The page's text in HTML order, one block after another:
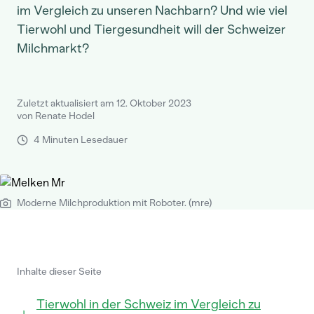
im Vergleich zu unseren Nachbarn? Und wie viel
Tierwohl und Tiergesundheit will der Schweizer
Milchmarkt?
Zuletzt aktualisiert am 12. Oktober 2023
von Renate Hodel
4 Minuten Lesedauer
Moderne Milchproduktion mit Roboter. (mre)
Inhalte dieser Seite
Tierwohl in der Schweiz im Vergleich zu